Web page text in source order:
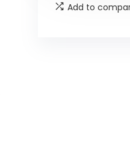
Add to